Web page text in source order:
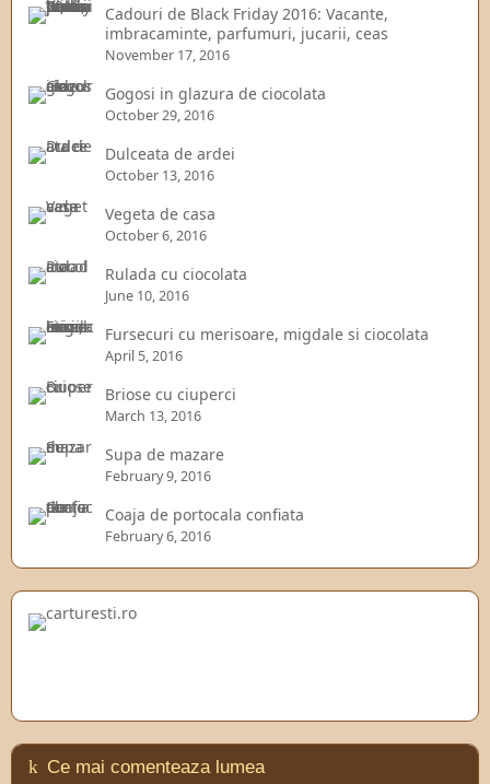
Cadouri de Black Friday 2016: Vacante,
imbracaminte, parfumuri, jucarii, ceas
November 17, 2016
Gogosi in glazura de ciocolata
October 29, 2016
Dulceata de ardei
October 13, 2016
Vegeta de casa
October 6, 2016
Rulada cu ciocolata
June 10, 2016
Fursecuri cu merisoare, migdale si ciocolata
April 5, 2016
Briose cu ciuperci
March 13, 2016
Supa de mazare
February 9, 2016
Coaja de portocala confiata
February 6, 2016
Ce mai comenteaza lumea